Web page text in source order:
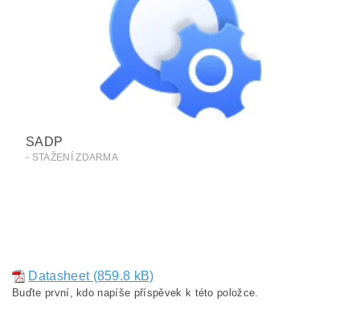
SADP
- STAŽENÍ ZDARMA
Datasheet (859.8 kB)
Buďte první, kdo napíše příspěvek k této položce.